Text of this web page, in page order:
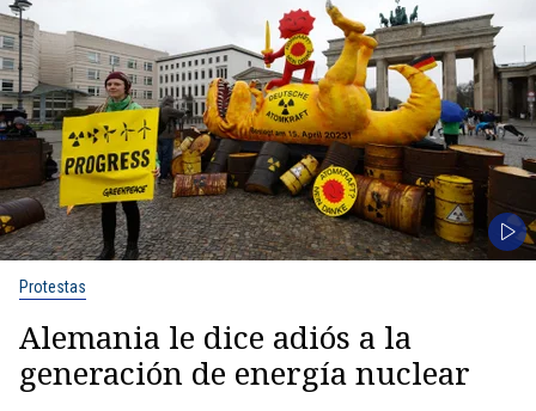
Protestas
Alemania le dice adiós a la
generación de energía nuclear